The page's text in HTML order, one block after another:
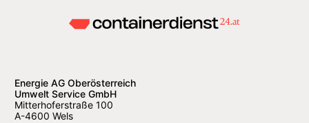
Energie AG Oberösterreich
Umwelt Service GmbH
Mitterhoferstraße 100
A-4600 Wels